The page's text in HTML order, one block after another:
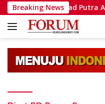
Langsung
ke
konten
Breaking News
Muhammad Putra Aulia